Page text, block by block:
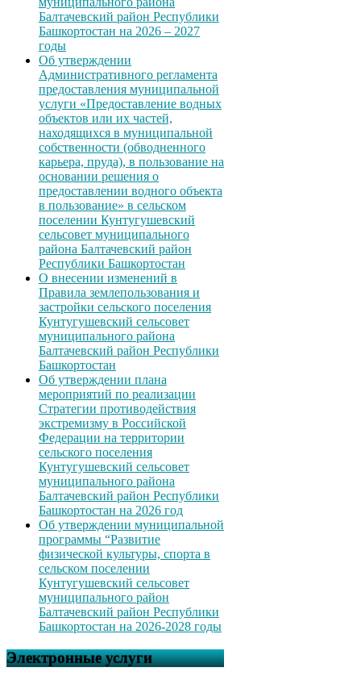
Балтачевский район Республики
Башкортостан на 2026 – 2027
годы
Об утверждении
Административного регламента
предоставления муниципальной
услуги «Предоставление водных
объектов или их частей,
находящихся в муниципальной
собственности (обводненного
карьера, пруда), в пользование на
основании решения о
предоставлении водного объекта
в пользование» в сельском
поселении Кунтугушевский
сельсовет муниципального
района Балтачевский район
Республики Башкортостан
О внесении изменений в
Правила землепользования и
застройки сельского поселения
Кунтугушевский сельсовет
муниципального района
Балтачевский район Республики
Башкортостан
Об утверждении плана
мероприятий по реализации
Стратегии противодействия
экстремизму в Российской
Федерации на территории
сельского поселения
Кунтугушевский сельсовет
муниципального района
Балтачевский район Республики
Башкортостан на 2026 год
Об утверждении муниципальной
программы “Развитие
физической культуры, спорта в
сельском поселении
Кунтугушевский сельсовет
муниципального район
Балтачевский район Республики
Башкортостан на 2026-2028 годы
Электронные услуги